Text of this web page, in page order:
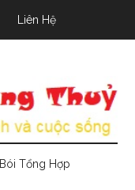
Liên Hệ
Bói Tổng Hợp